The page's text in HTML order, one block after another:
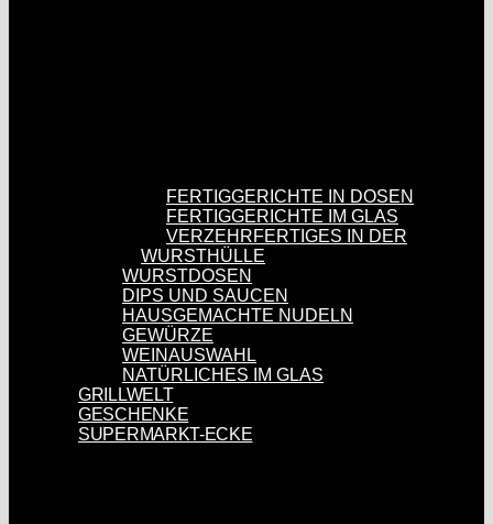
FERTIGGERICHTE IN DOSEN
FERTIGGERICHTE IM GLAS
VERZEHRFERTIGES IN DER
WURSTHÜLLE
WURSTDOSEN
DIPS UND SAUCEN
HAUSGEMACHTE NUDELN
GEWÜRZE
WEINAUSWAHL
NATÜRLICHES IM GLAS
GRILLWELT
GESCHENKE
SUPERMARKT-ECKE